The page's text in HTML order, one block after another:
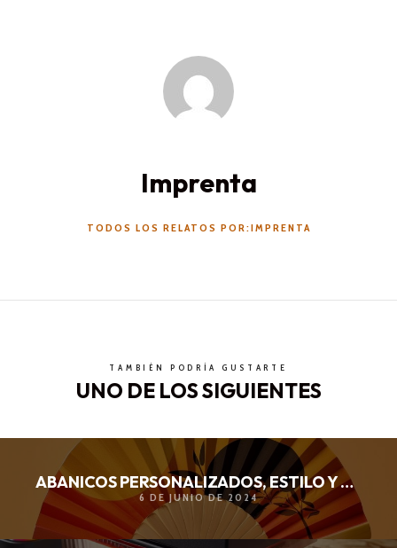
Imprenta
TODOS LOS RELATOS POR:IMPRENTA
TAMBIÉN PODRÍA GUSTARTE
UNO DE LOS SIGUIENTES
ABANICOS PERSONALIZADOS, ESTILO Y FUNCIONALIDAD
6 DE JUNIO DE 2024